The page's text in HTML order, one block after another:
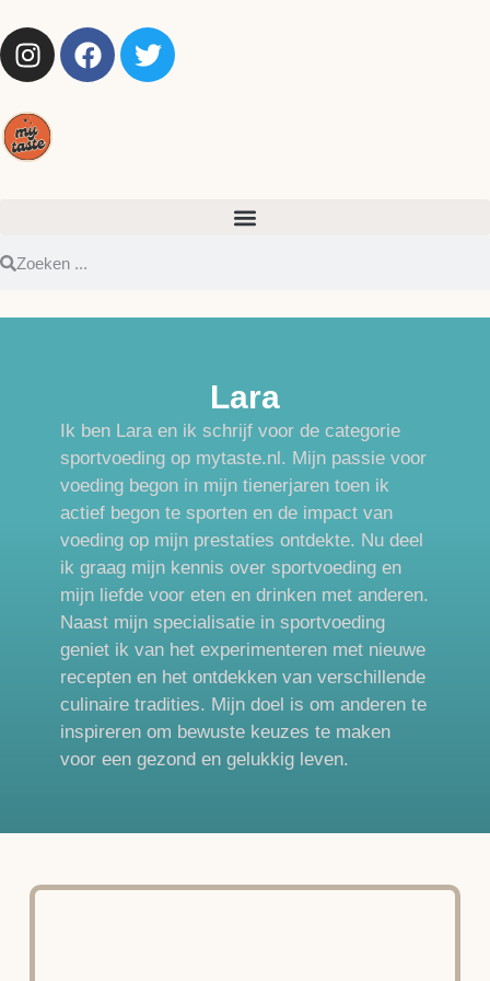
Lara
Ik ben Lara en ik schrijf voor de categorie
sportvoeding op mytaste.nl. Mijn passie voor
voeding begon in mijn tienerjaren toen ik
actief begon te sporten en de impact van
voeding op mijn prestaties ontdekte. Nu deel
ik graag mijn kennis over sportvoeding en
mijn liefde voor eten en drinken met anderen.
Naast mijn specialisatie in sportvoeding
geniet ik van het experimenteren met nieuwe
recepten en het ontdekken van verschillende
culinaire tradities. Mijn doel is om anderen te
inspireren om bewuste keuzes te maken
voor een gezond en gelukkig leven.